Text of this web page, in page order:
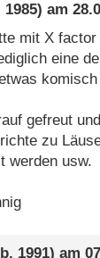
1985) am
mit X
eine
gefreut
zu
werden usw.
1991) am